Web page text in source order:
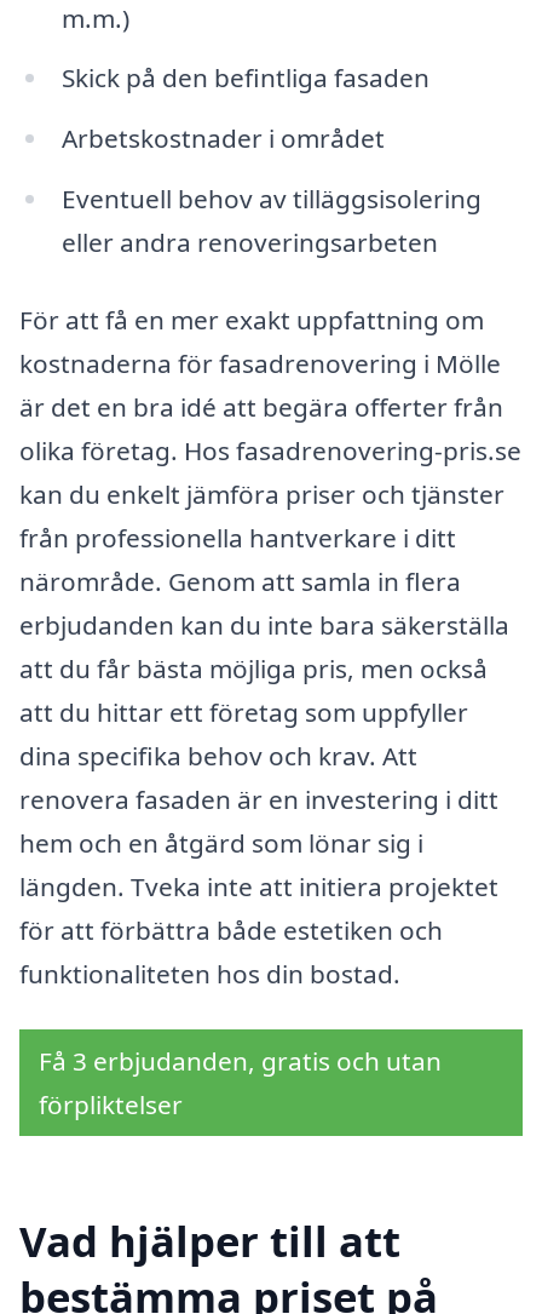
m.m.)
Skick på den befintliga fasaden
Arbetskostnader i området
Eventuell behov av tilläggsisolering
eller andra renoveringsarbeten
För att få en mer exakt uppfattning om
kostnaderna för fasadrenovering i Mölle
är det en bra idé att begära offerter från
olika företag. Hos fasadrenovering-pris.se
kan du enkelt jämföra priser och tjänster
från professionella hantverkare i ditt
närområde. Genom att samla in flera
erbjudanden kan du inte bara säkerställa
att du får bästa möjliga pris, men också
att du hittar ett företag som uppfyller
dina specifika behov och krav. Att
renovera fasaden är en investering i ditt
hem och en åtgärd som lönar sig i
längden. Tveka inte att initiera projektet
för att förbättra både estetiken och
funktionaliteten hos din bostad.
Få 3 erbjudanden, gratis och utan
förpliktelser
Vad hjälper till att
bestämma priset på